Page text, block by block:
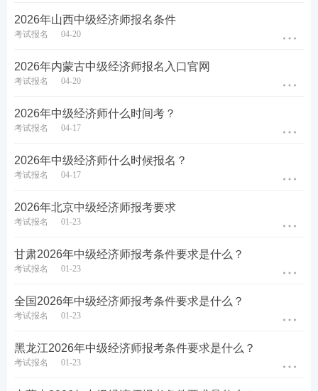
2026年山西中级经济师报名条件
考试报名 04-20
2026年内蒙古中级经济师报名入口官网
考试报名 04-20
2026年中级经济师什么时间考？
考试报名 04-17
2026年中级经济师什么时候报名？
考试报名 04-17
2026年北京中级经济师报考要求
考试报名 01-23
甘肃2026年中级经济师报考条件要求是什么？
考试报名 01-23
全国2026年中级经济师报考条件要求是什么？
考试报名 01-23
黑龙江2026年中级经济师报考条件要求是什么？
考试报名 01-23